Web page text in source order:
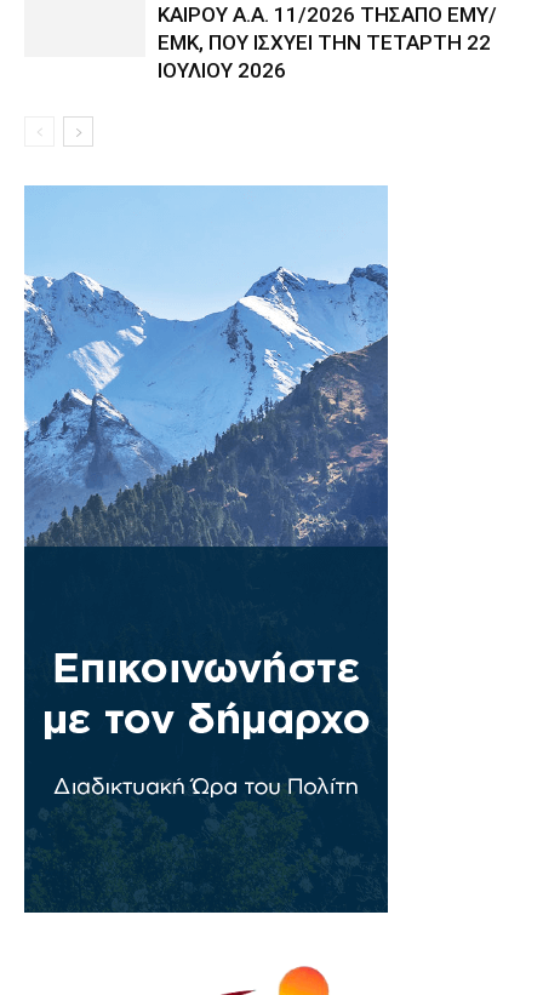
ΚΑΙΡΟΥ Α.Α. 11/2026 ΤΗΣΑΠΟ ΕΜΥ/
ΕΜΚ, ΠΟΥ ΙΣΧΥΕΙ ΤΗΝ ΤΕΤΑΡΤΗ 22
ΙΟΥΛΙΟΥ 2026